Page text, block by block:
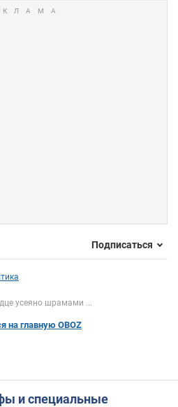
Подписаться
усеяно шрамами ...
на главную OBOZ
и специальные